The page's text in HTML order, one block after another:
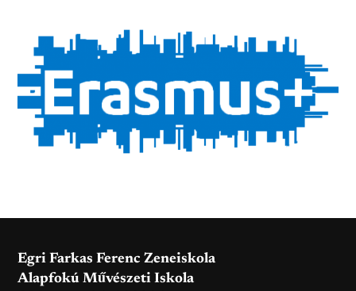
Egri Farkas Ferenc Zeneiskola
Alapfokú Művészeti Iskola